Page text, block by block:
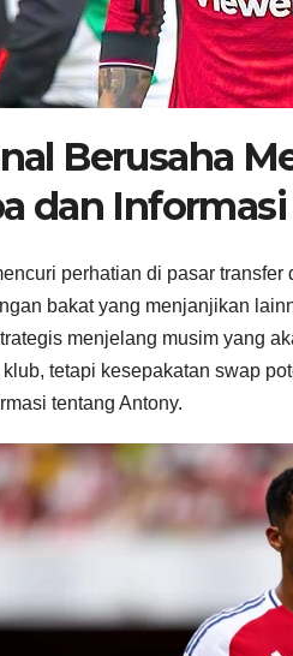
Berusaha
dan
perhatian di pasar
bakat yang menjanjikan
menjelang musim yang
klub, tetapi kesepakatan swap
tentang Antony.